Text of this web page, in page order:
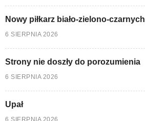
Nowy piłkarz biało-zielono-czarnych
6 SIERPNIA 2026
Strony nie doszły do porozumienia
6 SIERPNIA 2026
Upał
6 SIERPNIA 2026